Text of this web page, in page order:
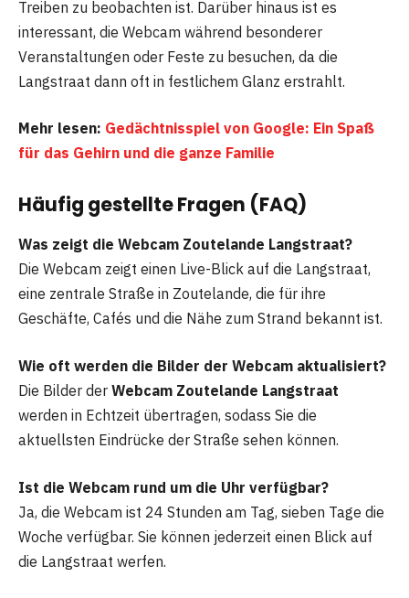
Treiben zu beobachten ist. Darüber hinaus ist es
interessant, die Webcam während besonderer
Veranstaltungen oder Feste zu besuchen, da die
Langstraat dann oft in festlichem Glanz erstrahlt.
Mehr lesen: Gedächtnisspiel von Google: Ein Spaß
für das Gehirn und die ganze Familie
Häufig gestellte Fragen (FAQ)
Was zeigt die Webcam Zoutelande Langstraat?
Die Webcam zeigt einen Live-Blick auf die Langstraat,
eine zentrale Straße in Zoutelande, die für ihre
Geschäfte, Cafés und die Nähe zum Strand bekannt ist.
Wie oft werden die Bilder der Webcam aktualisiert?
Die Bilder der Webcam Zoutelande Langstraat
werden in Echtzeit übertragen, sodass Sie die
aktuellsten Eindrücke der Straße sehen können.
Ist die Webcam rund um die Uhr verfügbar?
Ja, die Webcam ist 24 Stunden am Tag, sieben Tage die
Woche verfügbar. Sie können jederzeit einen Blick auf
die Langstraat werfen.